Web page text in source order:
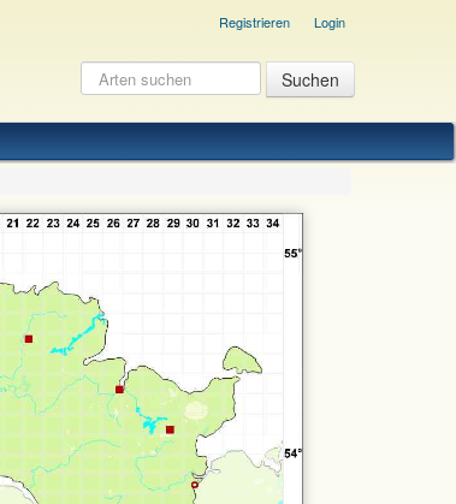
Registrieren Login